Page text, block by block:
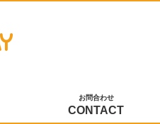
お問合わせ
CONTACT